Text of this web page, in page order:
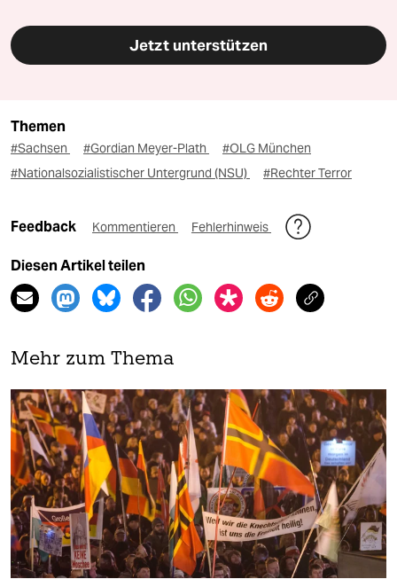
Jetzt unterstützen
Themen
#Sachsen #Gordian Meyer-Plath
#OLG München
#Nationalsozialistischer Untergrund (NSU)
#Rechter Terror
Feedback Kommentieren Fehlerhinweis
Diesen Artikel teilen
Mehr zum Thema